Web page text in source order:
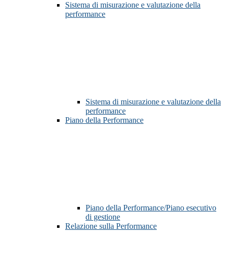
Sistema di misurazione e valutazione della
performance
Sistema di misurazione e valutazione della
performance
Piano della Performance
Piano della Performance/Piano esecutivo
di gestione
Relazione sulla Performance